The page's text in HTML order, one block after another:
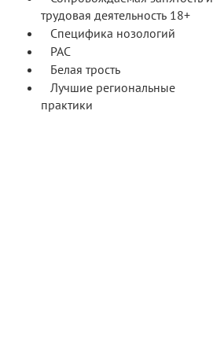
трудовая деятельность 18+
Специфика нозологий
РАС
Белая трость
Лучшие региональные
практики